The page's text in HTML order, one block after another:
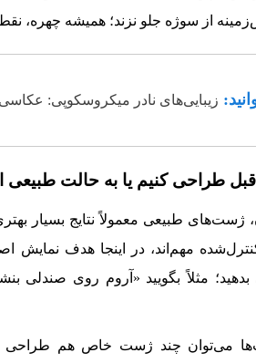
از سوژه جلو نزند؛ همیشه چهره،
زیبایی‌های نادر میکروسکوپی: عکاسی
طراحی کنیم یا به حالت طبیعی
ژست‌های طبیعی معمولاً نتایج بسیار
مهم‌اند، در اینجا هدف
مثلاً بگویید «آروم روی صندلی
می‌توان چند ژست خاص هم طراحی